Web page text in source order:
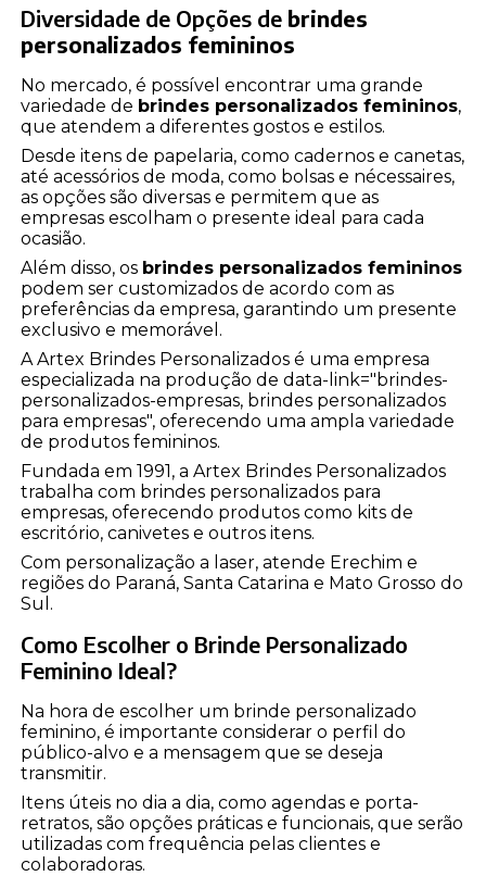
Diversidade de Opções de brindes
personalizados femininos
No mercado, é possível encontrar uma grande
variedade de brindes personalizados femininos,
que atendem a diferentes gostos e estilos.
Desde itens de papelaria, como cadernos e canetas,
até acessórios de moda, como bolsas e nécessaires,
as opções são diversas e permitem que as
empresas escolham o presente ideal para cada
ocasião.
Além disso, os brindes personalizados femininos
podem ser customizados de acordo com as
preferências da empresa, garantindo um presente
exclusivo e memorável.
A Artex Brindes Personalizados é uma empresa
especializada na produção de data-link="brindes-
personalizados-empresas, brindes personalizados
para empresas", oferecendo uma ampla variedade
de produtos femininos.
Fundada em 1991, a Artex Brindes Personalizados
trabalha com brindes personalizados para
empresas, oferecendo produtos como kits de
escritório, canivetes e outros itens.
Com personalização a laser, atende Erechim e
regiões do Paraná, Santa Catarina e Mato Grosso do
Sul.
Como Escolher o Brinde Personalizado
Feminino Ideal?
Na hora de escolher um brinde personalizado
feminino, é importante considerar o perfil do
público-alvo e a mensagem que se deseja
transmitir.
Itens úteis no dia a dia, como agendas e porta-
retratos, são opções práticas e funcionais, que serão
utilizadas com frequência pelas clientes e
colaboradoras.